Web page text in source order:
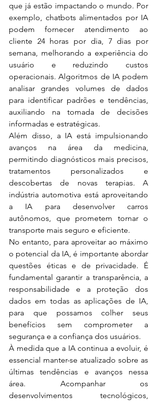
que já estão impactando o mundo. Por
exemplo, chatbots alimentados por IA
podem fornecer atendimento ao
cliente 24 horas por dia, 7 dias por
semana, melhorando a experiência do
usuário e reduzindo custos
operacionais. Algoritmos de IA podem
analisar grandes volumes de dados
para identificar padrões e tendências,
auxiliando na tomada de decisões
informadas e estratégicas.
Além disso, a IA está impulsionando
avanços na área da medicina,
permitindo diagnósticos mais precisos,
tratamentos personalizados e
descobertas de novas terapias. A
indústria automotiva está aproveitando
a IA para desenvolver carros
autônomos, que prometem tornar o
transporte mais seguro e eficiente.
No entanto, para aproveitar ao máximo
o potencial da IA, é importante abordar
questões éticas e de privacidade. É
fundamental garantir a transparência, a
responsabilidade e a proteção dos
dados em todas as aplicações de IA,
para que possamos colher seus
benefícios sem comprometer a
segurança e a confiança dos usuários.
À medida que a IA continua a evoluir, é
essencial manter-se atualizado sobre as
últimas tendências e avanços nessa
área. Acompanhar os
desenvolvimentos tecnológicos,